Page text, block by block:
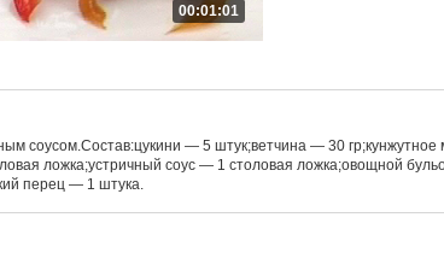
00:01:01
соусом.Состав:цукини — 5 штук;ветчина — 30
ложка;устричный соус — 1 столовая ложка;овощной
перец — 1 штука.